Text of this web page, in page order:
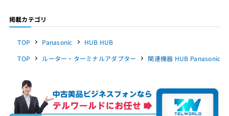
掲載カテゴリ
TOP Panasonic
HUB HUB
TOP
ルーター・ターミナルアダプター 関連機器 HUB Panasonic